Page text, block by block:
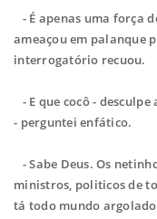
- É apenas uma força
ameaçou em palanque
interrogatório recuou.
- E que cocô -
- perguntei enfático.
- Sabe Deus. Os
ministros, politicos de
tá todo mundo